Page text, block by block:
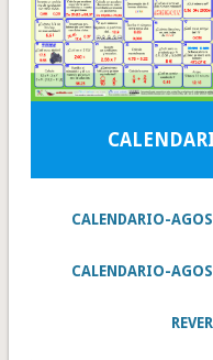
CALENDARIO-
CALENDARIO-